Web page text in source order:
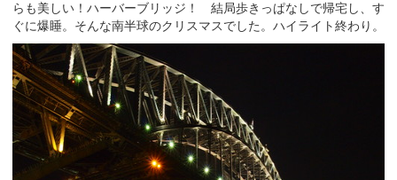
らも美しい！ハーバーブリッジ！ 結局歩きっぱなしで帰宅し、す
ぐに爆睡。そんな南半球のクリスマスでした。ハイライト終わり。